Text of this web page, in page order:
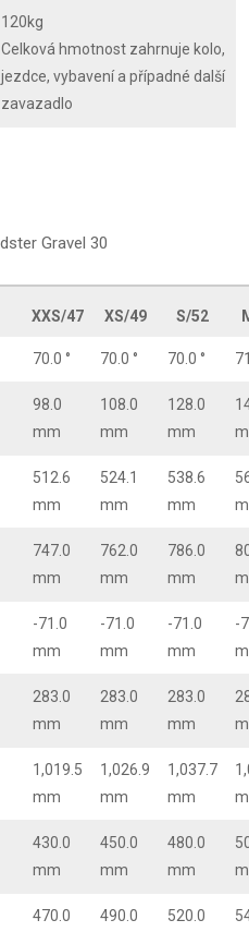
120kg
Celková hmotnost zahrnuje kolo,
jezdce, vybavení a případné další
zavazadlo
XXS/47 XS/49 S/52
70.0 ° 70.0 ° 70.0 °
98.0
mm
108.0
mm
128.0
mm
512.6
mm
524.1
mm
538.6
mm
747.0
mm
762.0
mm
786.0
mm
-71.0
mm
-71.0
mm
-71.0
mm
-
283.0
mm
283.0
mm
283.0
mm
1,019.5
mm
1,026.9
mm
1,037.7
mm
430.0
mm
450.0
mm
480.0
mm
470.0
490.0
520.0